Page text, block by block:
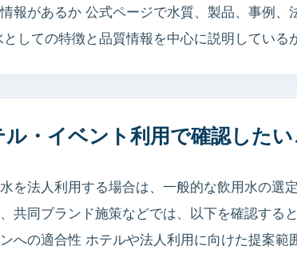
報があるか 公式ページで水質、製品、事例
しての特徴と品質情報を中心に説明している
・イベント利用で確認したい
を法人利用する場合は、一般的な飲用水の
共同ブランド施策などでは、以下を確認す
への適合性 ホテルや法人利用に向けた提案